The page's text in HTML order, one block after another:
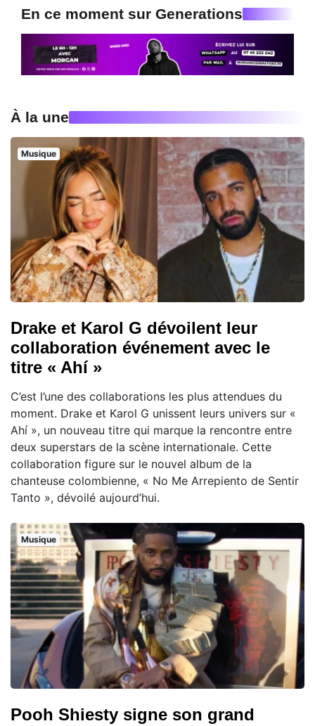
En ce moment sur Generations
À la une
Musique
Drake et Karol G dévoilent leur
collaboration événement avec le
titre « Ahí »
C’est l’une des collaborations les plus attendues du
moment. Drake et Karol G unissent leurs univers sur «
Ahí », un nouveau titre qui marque la rencontre entre
deux superstars de la scène internationale. Cette
collaboration figure sur le nouvel album de la
chanteuse colombienne, « No Me Arrepiento de Sentir
Tanto », dévoilé aujourd’hui.
Musique
Pooh Shiesty signe son grand